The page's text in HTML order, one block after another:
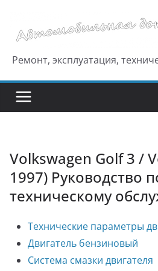
содержимому
Ремонт, эксплуатация,
Volkswagen Golf 3 /
1997) Руководство
техническому
Технические параметры
Двигатель бензиновый
Система смазки двигателя